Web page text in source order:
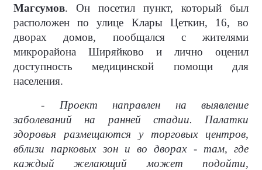
Магсумов. Он посетил пункт, который был
расположен по улице Клары Цеткин, 16, во
дворах домов, пообщался с жителями
микрорайона Ширяйково и лично оценил
доступность медицинской помощи для
населения.
- Проект направлен на выявление
заболеваний на ранней стадии. Палатки
здоровья размещаются у торговых центров,
вблизи парковых зон и во дворах - там, где
каждый желающий может подойти,